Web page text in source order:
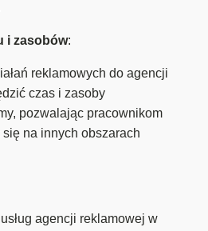
i zasobów:
reklamowych do agencji
czas i zasoby
pozwalając pracownikom
na innych obszarach
agencji reklamowej w